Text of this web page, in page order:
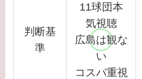
判断基
準
11球団本
気視聴
広島は観な
い
コスパ重視